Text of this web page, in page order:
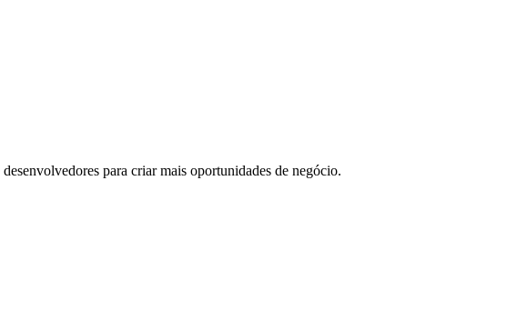
para criar mais oportunidades de negócio.